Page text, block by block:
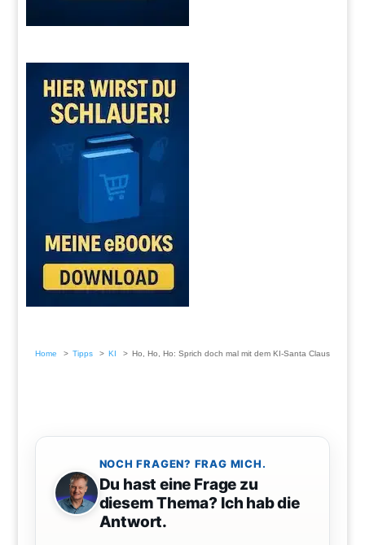
Home Tipps KI Ho, Ho, Ho: Sprich doch mal mit dem KI-Santa Claus
NOCH FRAGEN? FRAG MICH.
Du hast eine Frage zu
diesem Thema? Ich hab die
Antwort.